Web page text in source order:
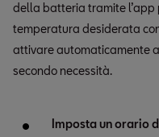
della batteria tramite l’app
temperatura desiderata
attivare automaticamente
secondo necessità.
Imposta un orario